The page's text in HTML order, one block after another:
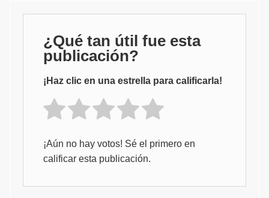
¿Qué tan útil fue esta
publicación?
¡Haz clic en una estrella para calificarla!
¡Aún no hay votos! Sé el primero en
calificar esta publicación.